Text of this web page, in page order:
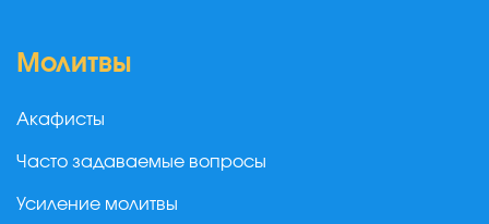
Молитвы
Акафисты
Часто задаваемые вопросы
Усиление молитвы